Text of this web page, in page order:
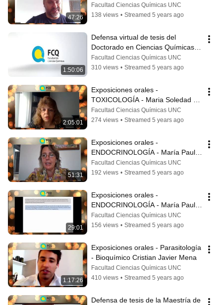
47:26
BUBICA
Facultad Ciencias Químicas UNC
138 views • Streamed 5 years ago
1:50:06
Defensa virtual de tesis del
Doctorado en Ciencias Químicas
de Leonardo SILVANE
Facultad Ciencias Químicas UNC
310 views • Streamed 5 years ago
2:05:01
Exposiciones orales -
TOXICOLOGÍA - Maria Soledad
Arguello
Facultad Ciencias Químicas UNC
274 views • Streamed 5 years ago
51:31
Exposiciones orales -
ENDOCRINOLOGÍA - María Paula
Rodríguez Parte 2
Facultad Ciencias Químicas UNC
192 views • Streamed 5 years ago
29:01
Exposiciones orales -
ENDOCRINOLOGÍA - María Paula
Rodríguez
Facultad Ciencias Químicas UNC
156 views • Streamed 5 years ago
1:17:26
Exposiciones orales - Parasitología
- Bioquímico Cristian Javier Mena
Facultad Ciencias Químicas UNC
410 views • Streamed 5 years ago
Defensa de tesis de la Maestría de